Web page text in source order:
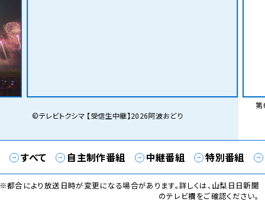
©テレビトクシマ 【受信生中継】2026阿波おどり
第
すべて 自主制作番組 中継番組 特別番組
都合により放送日時が変更になる場合があります。詳しくは、山梨日日新聞
のテレビ欄をご確認ください。